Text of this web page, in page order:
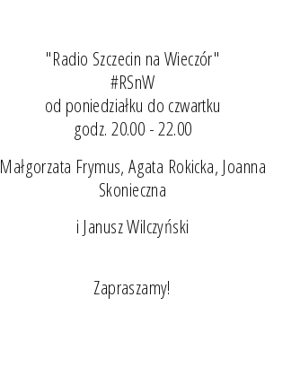
"Radio Szczecin na Wieczór"
#RSnW
od poniedziałku do czwartku
godz. 20.00 - 22.00
Małgorzata Frymus, Agata Rokicka, Joanna
Skonieczna
i Janusz Wilczyński
Zapraszamy!